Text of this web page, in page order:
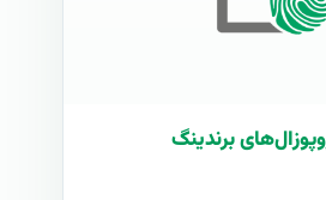
برندینگ